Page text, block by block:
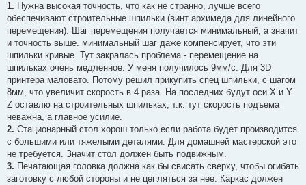
1. Нужна высокая точность, что как не странно, лучше всего
обеспечивают строительные шпильки (винт архимеда для линейного
перемещения). Шаг перемещения получается минимальный, а значит
и точность выше. минимальный шаг даже компенсирует, что эти
шпильки кривые. Тут закралась проблема - перемещение на
шпильках очень медленное. У меня получилось 9мм/с. Для 3D
принтера маловато. Потому решил прикупить спец шпильки, с шагом
8мм, что увеличит скорость в 4 раза. На последних будут оси X и Y.
Z оставлю на строительных шпильках, т.к. тут скорость подъема
неважна, а главное усилие.
2. Стационарный стол хорош только если работа будет производится
с большими или тяжелыми деталями. Для домашней мастерской это
не требуется. Значит стол должен быть подвижным.
3. Печатающая головка должна как бы свисать сверху, чтобы огибать
заготовку с любой стороны и не цепляться за нее. Каркас должен